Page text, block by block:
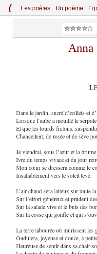
{ Les poètes Un poème
Anna
Dans le jardin, sucré d’œillets et
Lorsque l’aube a mouillé le
Et que les lourds frelons,
Chancellent, de rosée et de sève
Je viendrai, sous l’azur et la
Ivre du temps vivace et du jour
Mon cœur se dressera comme le
Insatiablement vers le soleil levé.
L’air chaud sera laiteux sur toute
Sur l’effort généreux et prudent
Sur la salade vive et le buis des
Sur la cosse qui gonfle et qui
La terre labourée où mûrissent les
Ondulera, joyeuse et douce, à
Heureuse de sentir dans sa chair